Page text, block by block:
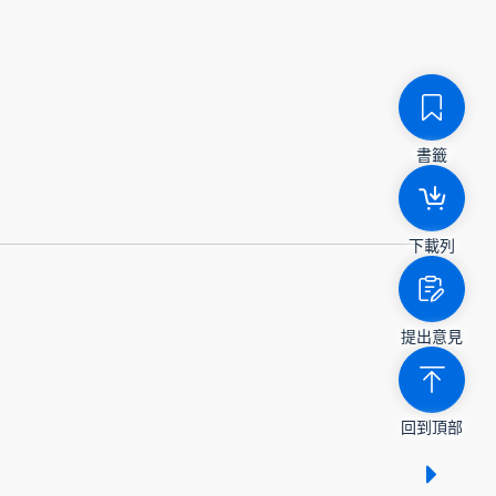
書籤
下載列
提出意見
回到頂部